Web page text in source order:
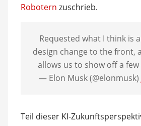
Robotern zuschrieb.
Requested what I think is
design change to the front,
allows us to show off a
— Elon Musk (@elonmusk)
Teil dieser KI-